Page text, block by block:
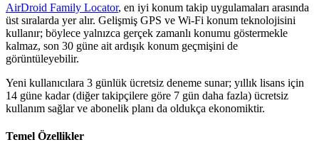
AirDroid Family Locator, en iyi konum takip uygulamaları arasında
üst sıralarda yer alır. Gelişmiş GPS ve Wi-Fi konum teknolojisini
kullanır; böylece yalnızca gerçek zamanlı konumu göstermekle
kalmaz, son 30 güne ait ardışık konum geçmişini de
görüntüleyebilir.
Yeni kullanıcılara 3 günlük ücretsiz deneme sunar; yıllık lisans için
14 güne kadar (diğer takipçilere göre 7 gün daha fazla) ücretsiz
kullanım sağlar ve abonelik planı da oldukça ekonomiktir.
Temel Özellikler